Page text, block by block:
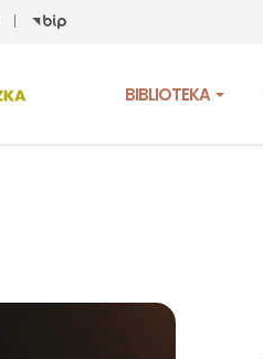
BIBLIOTEKA